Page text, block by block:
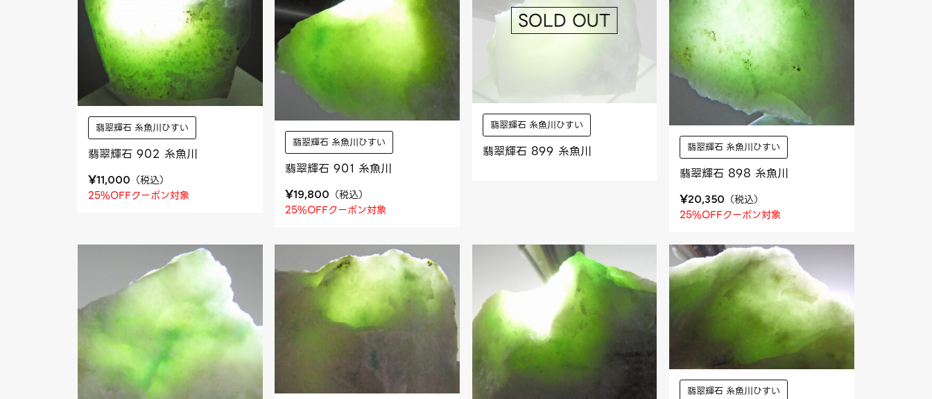
翡翠輝石 糸魚川ひすい
翡翠輝石 902 糸魚川
¥11,000 （税込）
25%OFFクーポン対象
翡翠輝石 糸魚川ひすい
翡翠輝石 901 糸魚川
¥19,800 （税込）
25%OFFクーポン対象
翡翠輝石 糸魚川ひすい
翡翠輝石 899 糸魚川 翡翠輝石 糸魚川ひすい
翡翠輝石 898 糸魚川
¥20,350 （税込）
25%OFFクーポン対象
翡翠輝石 糸魚川ひすい